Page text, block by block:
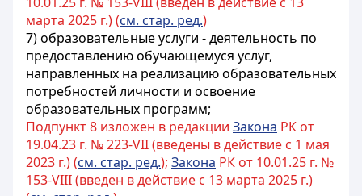
марта 2025 г.) (см. стар. ред.)
7) образовательные услуги - деятельность по
предоставлению обучающемуся услуг,
направленных на реализацию образовательных
потребностей личности и освоение
образовательных программ;
Подпункт 8 изложен в редакции Закона РК от
19.04.23 г. № 223-VII (введены в действие с 1 мая
2023 г.) (см. стар. ред.); Закона РК от 10.01.25 г. №
153-VIII (введен в действие с 13 марта 2025 г.)